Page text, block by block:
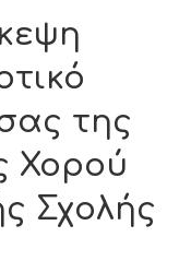
της
Χορού
Σχολής